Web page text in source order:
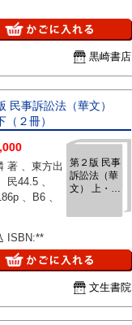
黒崎書店
民事訴訟法（華文）
（２冊）
第２版 民事
訴訟法（華
文） 上・下
方出
B6 、
ISBN:**
文生書院